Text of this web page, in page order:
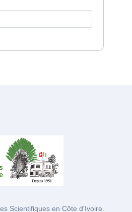
Scientifiques en Côte d'Ivoire.